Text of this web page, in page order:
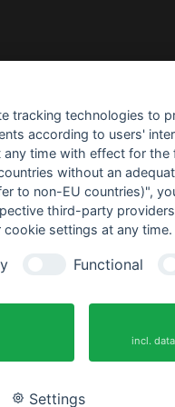
tracking technologies to
according to users'
time with effect for
without an
to non-EU countries)",
third-party
settings at any time.
Functional
incl.
Settings